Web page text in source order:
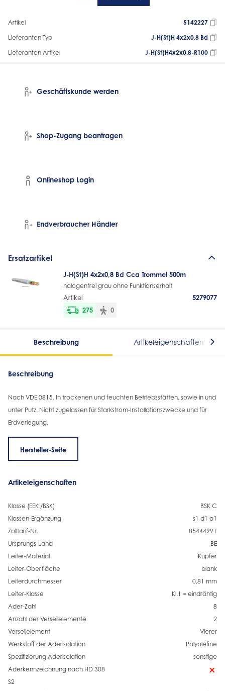
Artikel
5142227
Lieferanten Typ
J-H(St)H 4x2x0,8 Bd
Lieferanten Artikel
J-H(St)H4x2x0,8-R100
Beschreibung Artikeleigenschaften
Beschreibung
Nach VDE 0815. In trockenen und feuchten Betriebsstätten, sowie in und
unter Putz. Nicht zugelassen für Starkstrom-Installationszwecke und für
Erdverlegung.
Hersteller-Seite
Artikeleigenschaften
Klasse (EEK /BSK)
BSK C
Klassen-Ergänzung
s1 d1 a1
Zolltarif-Nr.
85444991
Ursprungs-Land
BE
Leiter-Material
Kupfer
Leiter-Oberfläche
blank
Leiterdurchmesser
0,81 mm
Leiter-Klasse
Kl.1 = eindrähtig
Ader-Zahl
8
Anzahl der Verseilelemente
2
Verseilelement
Vierer
Werkstoff der Aderisolation
Polyolefine
Spezifizierung Aderisolation
sonstige
Aderkennzeichnung nach HD 308
S2
Geschäftskunde werden
Shop-Zugang beantragen
Onlineshop Login
Endverbraucher Händler
Ersatzartikel
J-H(St)H 4x2x0,8 Bd Cca Trommel 500m
halogenfrei grau ohne Funktionserhalt
Artikel
5279077
275
0